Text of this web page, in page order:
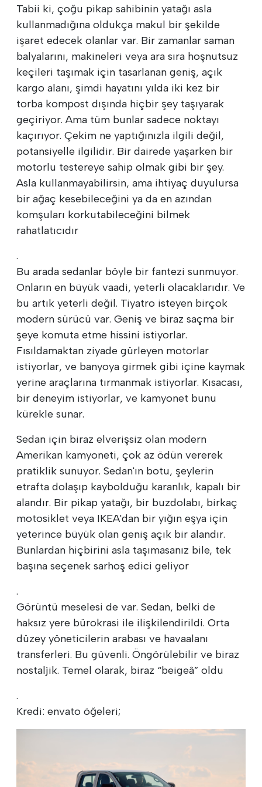
Tabii ki, çoğu pikap sahibinin yatağı asla
kullanmadığına oldukça makul bir şekilde
işaret edecek olanlar var. Bir zamanlar saman
balyalarını, makineleri veya ara sıra hoşnutsuz
keçileri taşımak için tasarlanan geniş, açık
kargo alanı, şimdi hayatını yılda iki kez bir
torba kompost dışında hiçbir şey taşıyarak
geçiriyor. Ama tüm bunlar sadece noktayı
kaçırıyor. Çekim ne yaptığınızla ilgili değil,
potansiyelle ilgilidir. Bir dairede yaşarken bir
motorlu testereye sahip olmak gibi bir şey.
Asla kullanmayabilirsin, ama ihtiyaç duyulursa
bir ağaç kesebileceğini ya da en azından
komşuları korkutabileceğini bilmek
rahatlatıcıdır
.
Bu arada sedanlar böyle bir fantezi sunmuyor.
Onların en büyük vaadi, yeterli olacaklarıdır. Ve
bu artık yeterli değil. Tiyatro isteyen birçok
modern sürücü var. Geniş ve biraz saçma bir
şeye komuta etme hissini istiyorlar.
Fısıldamaktan ziyade gürleyen motorlar
istiyorlar, ve banyoya girmek gibi içine kaymak
yerine araçlarına tırmanmak istiyorlar. Kısacası,
bir deneyim istiyorlar, ve kamyonet bunu
kürekle sunar.
Sedan için biraz elverişsiz olan modern
Amerikan kamyoneti, çok az ödün vererek
pratiklik sunuyor. Sedan'ın botu, şeylerin
etrafta dolaşıp kaybolduğu karanlık, kapalı bir
alandır. Bir pikap yatağı, bir buzdolabı, birkaç
motosiklet veya IKEA'dan bir yığın eşya için
yeterince büyük olan geniş açık bir alandır.
Bunlardan hiçbirini asla taşımasanız bile, tek
başına seçenek sarhoş edici geliyor
.
Görüntü meselesi de var. Sedan, belki de
haksız yere bürokrasi ile ilişkilendirildi. Orta
düzey yöneticilerin arabası ve havaalanı
transferleri. Bu güvenli. Öngörülebilir ve biraz
nostaljik. Temel olarak, biraz “beigeâ” oldu
.
Kredi: envato öğeleri;